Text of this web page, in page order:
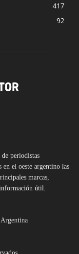
417
92
periodistas
en el oeste argentino las
marcas,
útil.